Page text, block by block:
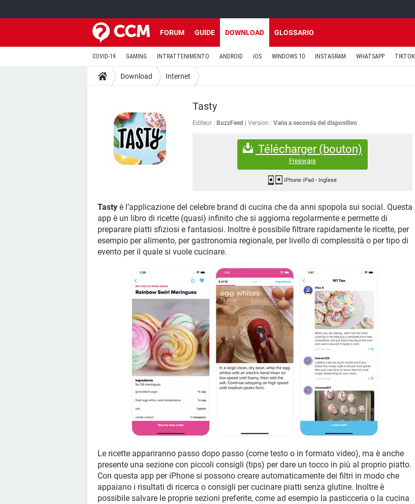
FORUM GUIDE DOWNLOAD GLOSSARIO
COVID-19 GAMING INTRATTENIMENTO ANDROID iOS WINDOWS 10 INSTAGRAM WHATSAPP TIKTOK
Download Internet
Tasty
Editeur : BuzzFeed Version : Varia a seconda del dispositivo
Télécharger (bouton)
Freeware
iPhone iPad - Inglese
Tasty è l’applicazione del celebre brand di cucina che da anni spopola sui social. Questa
app è un libro di ricette (quasi) infinito che si aggiorna regolarmente e permette di
preparare piatti sfiziosi e fantasiosi. Inoltre è possibile filtrare rapidamente le ricette, per
esempio per alimento, per gastronomia regionale, per livello di complessità o per tipo di
evento per il quale si vuole cucinare.
Le ricette appariranno passo dopo passo (come testo o in formato video), ma è anche
presente una sezione con piccoli consigli (tips) per dare un tocco in più al proprio piatto.
Con questa app per iPhone si possono creare automaticamente dei filtri in modo che
appaiano i risultati di ricerca o consigli per cucinare piatti senza glutine. Inoltre è
possibile salvare le proprie sezioni preferite, come ad esempio la pasticceria o la cucina